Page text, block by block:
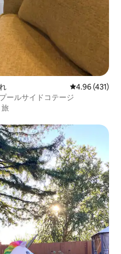
レビュー431
4.96 (431)
ールサイドコテージ